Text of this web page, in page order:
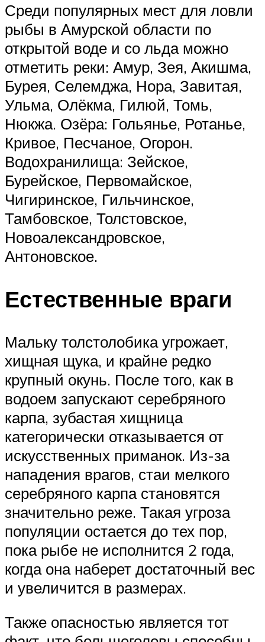
Среди популярных мест для ловли
рыбы в Амурской области по
открытой воде и со льда можно
отметить реки: Амур, Зея, Акишма,
Бурея, Селемджа, Нора, Завитая,
Ульма, Олёкма, Гилюй, Томь,
Нюкжа. Озёра: Гольянье, Ротанье,
Кривое, Песчаное, Огорон.
Водохранилища: Зейское,
Бурейское, Первомайское,
Чигиринское, Гильчинское,
Тамбовское, Толстовское,
Новоалександровское,
Антоновское.
Естественные враги
Мальку толстолобика угрожает,
хищная щука, и крайне редко
крупный окунь. После того, как в
водоем запускают серебряного
карпа, зубастая хищница
категорически отказывается от
искусственных приманок. Из-за
нападения врагов, стаи мелкого
серебряного карпа становятся
значительно реже. Такая угроза
популяции остается до тех пор,
пока рыбе не исполнится 2 года,
когда она наберет достаточный вес
и увеличится в размерах.
Также опасностью является тот